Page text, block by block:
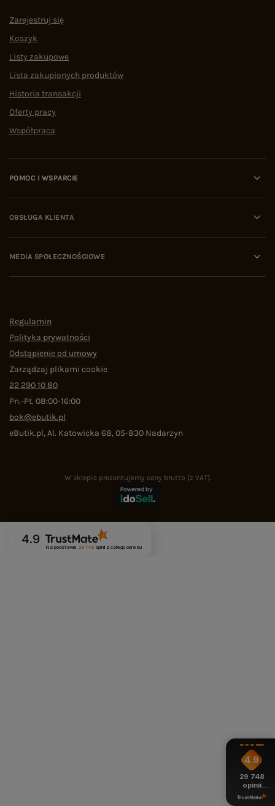
Zarejestruj się
Koszyk
Listy zakupowe
Lista zakupionych produktów
Historia transakcji
Oferty pracy
Współpraca
POMOC I WSPARCIE
OBSŁUGA KLIENTA
MEDIA SPOŁECZNOŚCIOWE
Regulamin
Polityka prywatności
Odstąpienie od umowy
Zarządzaj plikami cookie
22 290 10 80
Pn.-Pt. 08:00-16:00
bok@ebutik.pl
eButik.pl,Al. Katowicka 68,05-830 Nadarzyn
W sklepie prezentujemy ceny brutto (z VAT).
4.9
Na podstawie 29 748 opinii z całego okresu
4.9
29 748
opinii
z całego